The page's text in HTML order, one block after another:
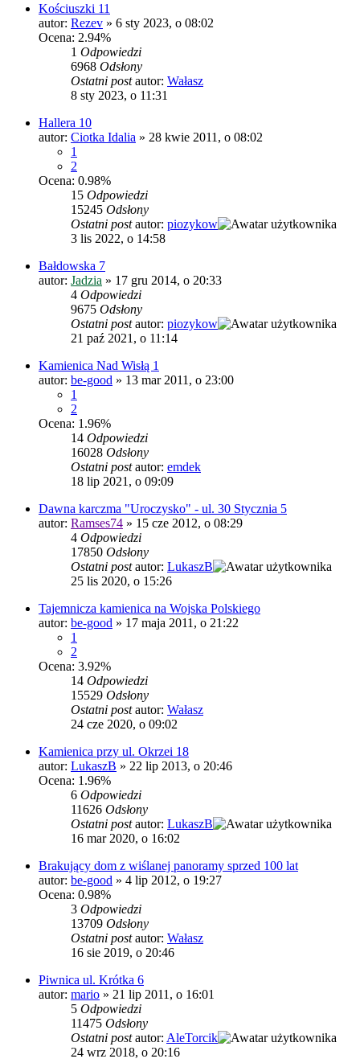
Kościuszki 11
autor: Rezev » 6 sty 2023, o 08:02
Ocena: 2.94%
1 Odpowiedzi
6968 Odsłony
Ostatni postautor: Wałasz
8 sty 2023, o 11:31
Hallera 10
autor: Ciotka Idalia » 28 kwie 2011, o 08:02
1
2
Ocena: 0.98%
15 Odpowiedzi
15245 Odsłony
Ostatni postautor: piozykow
3 lis 2022, o 14:58
Bałdowska 7
autor: Jadzia » 17 gru 2014, o 20:33
4 Odpowiedzi
9675 Odsłony
Ostatni postautor: piozykow
21 paź 2021, o 11:14
Kamienica Nad Wisłą 1
autor: be-good » 13 mar 2011, o 23:00
1
2
Ocena: 1.96%
14 Odpowiedzi
16028 Odsłony
Ostatni postautor: emdek
18 lip 2021, o 09:09
Dawna karczma "Uroczysko" - ul. 30 Stycznia 5
autor: Ramses74 » 15 cze 2012, o 08:29
4 Odpowiedzi
17850 Odsłony
Ostatni postautor: LukaszB
25 lis 2020, o 15:26
Tajemnicza kamienica na Wojska Polskiego
autor: be-good » 17 maja 2011, o 21:22
1
2
Ocena: 3.92%
14 Odpowiedzi
15529 Odsłony
Ostatni postautor: Wałasz
24 cze 2020, o 09:02
Kamienica przy ul. Okrzei 18
autor: LukaszB » 22 lip 2013, o 20:46
Ocena: 1.96%
6 Odpowiedzi
11626 Odsłony
Ostatni postautor: LukaszB
16 mar 2020, o 16:02
Brakujący dom z wiślanej panoramy sprzed 100 lat
autor: be-good » 4 lip 2012, o 19:27
Ocena: 0.98%
3 Odpowiedzi
13709 Odsłony
Ostatni postautor: Wałasz
16 sie 2019, o 20:46
Piwnica ul. Krótka 6
autor: mario » 21 lip 2011, o 16:01
5 Odpowiedzi
11475 Odsłony
Ostatni postautor: AleTorcik
24 wrz 2018, o 20:16